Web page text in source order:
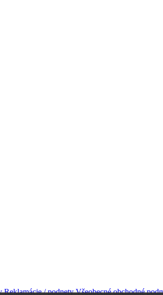
Reklamácie / podnety Všeobecné obchodné